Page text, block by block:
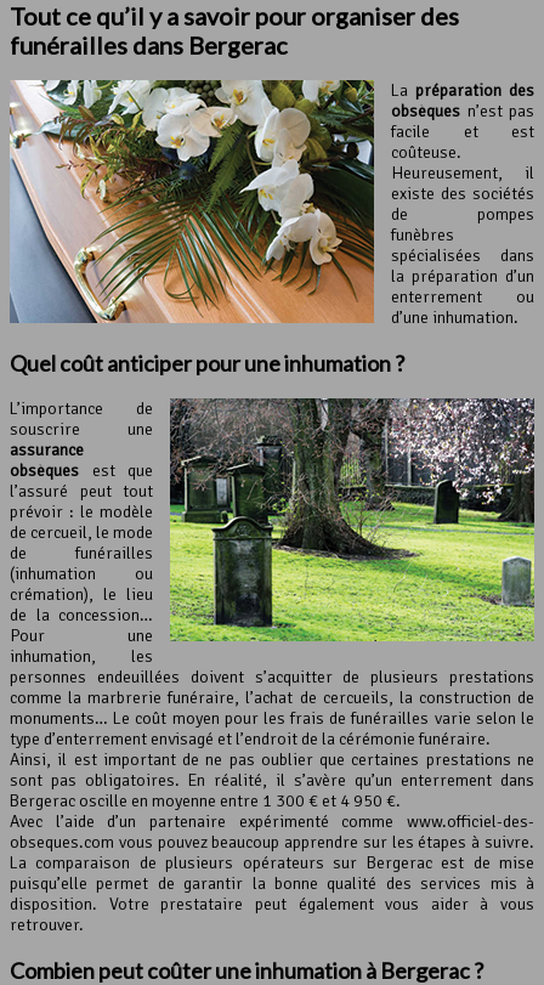
Tout ce qu’il y a savoir pour organiser des
funérailles dans Bergerac
La préparation des
obsèques n’est pas
facile et est
coûteuse.
Heureusement, il
existe des sociétés
de pompes
funèbres
spécialisées dans
la préparation d’un
enterrement ou
d’une inhumation.
Quel coût anticiper pour une inhumation ?
L’importance de
souscrire une
assurance
obsèques est que
l’assuré peut tout
prévoir : le modèle
de cercueil, le mode
de funérailles
(inhumation ou
crémation), le lieu
de la concession…
Pour une
inhumation, les
personnes endeuillées doivent s’acquitter de plusieurs prestations
comme la marbrerie funéraire, l’achat de cercueils, la construction de
monuments… Le coût moyen pour les frais de funérailles varie selon le
type d’enterrement envisagé et l’endroit de la cérémonie funéraire.
Ainsi, il est important de ne pas oublier que certaines prestations ne
sont pas obligatoires. En réalité, il s’avère qu’un enterrement dans
Bergerac oscille en moyenne entre 1 300 € et 4 950 €.
Avec l’aide d’un partenaire expérimenté comme www.officiel-des-
obseques.com vous pouvez beaucoup apprendre sur les étapes à suivre.
La comparaison de plusieurs opérateurs sur Bergerac est de mise
puisqu’elle permet de garantir la bonne qualité des services mis à
disposition. Votre prestataire peut également vous aider à vous
retrouver.
Combien peut coûter une inhumation à Bergerac ?